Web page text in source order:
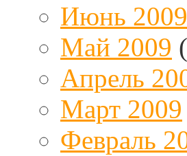
Июнь 2009
Май 2009
Апрель
Март 2009
Февраль